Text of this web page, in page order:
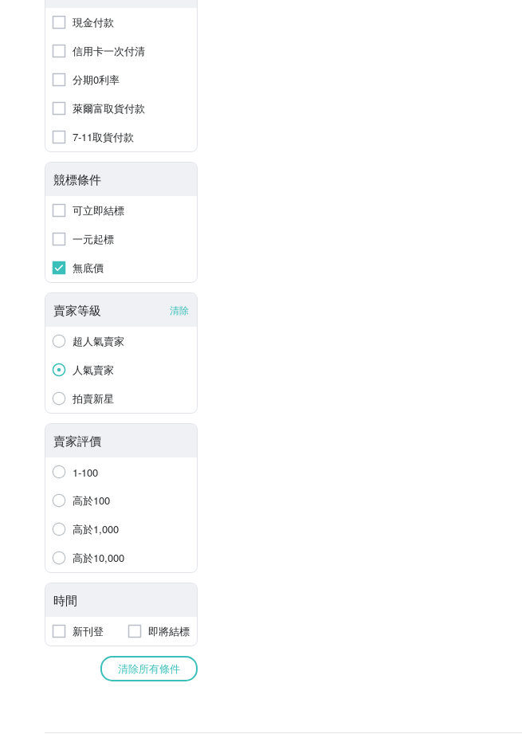
現金付款
信用卡一次付清
分期0利率
萊爾富取貨付款
7-11取貨付款
競標條件
可立即結標
一元起標
無底價
賣家等級 清除
超人氣賣家
人氣賣家
拍賣新星
賣家評價
1-100
高於100
高於1,000
高於10,000
時間
新刊登 即將結標
清除所有條件